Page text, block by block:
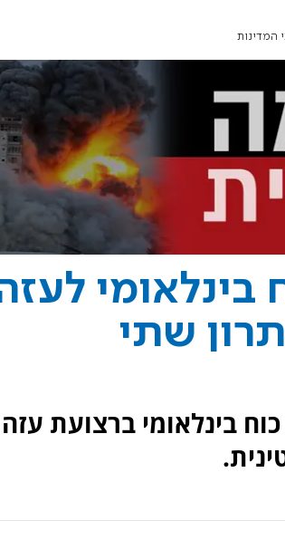
המדינות
שתי
בינלאומי ברצועת עזה